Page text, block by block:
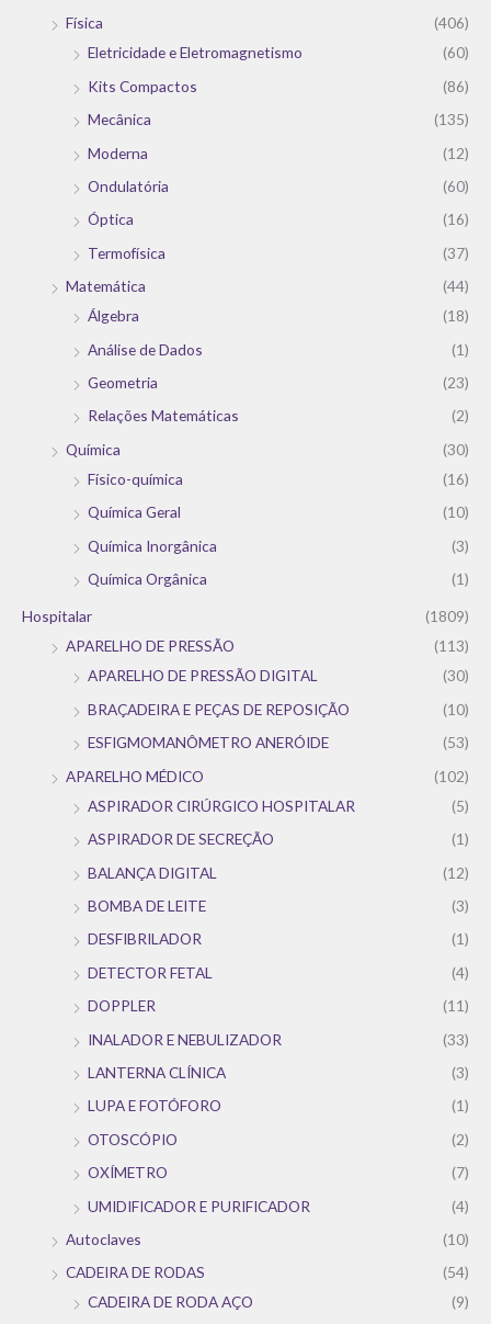
Física
(406)
Eletricidade e Eletromagnetismo
(60)
Kits Compactos
(86)
Mecânica
(135)
Moderna
(12)
Ondulatória
(60)
Óptica
(16)
Termofísica
(37)
Matemática
(44)
Álgebra
(18)
Análise de Dados
(1)
Geometria
(23)
Relações Matemáticas
(2)
Química
(30)
Físico-química
(16)
Química Geral
(10)
Química Inorgânica
(3)
Química Orgânica
(1)
Hospitalar
(1809)
APARELHO DE PRESSÃO
(113)
APARELHO DE PRESSÃO DIGITAL
(30)
BRAÇADEIRA E PEÇAS DE REPOSIÇÃO
(10)
ESFIGMOMANÔMETRO ANERÓIDE
(53)
APARELHO MÉDICO
(102)
ASPIRADOR CIRÚRGICO HOSPITALAR
(5)
ASPIRADOR DE SECREÇÃO
(1)
BALANÇA DIGITAL
(12)
BOMBA DE LEITE
(3)
DESFIBRILADOR
(1)
DETECTOR FETAL
(4)
DOPPLER
(11)
INALADOR E NEBULIZADOR
(33)
LANTERNA CLÍNICA
(3)
LUPA E FOTÓFORO
(1)
OTOSCÓPIO
(2)
OXÍMETRO
(7)
UMIDIFICADOR E PURIFICADOR
(4)
Autoclaves
(10)
CADEIRA DE RODAS
(54)
CADEIRA DE RODA AÇO
(9)